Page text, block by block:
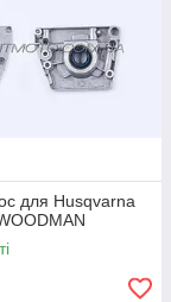
для Husqvarna